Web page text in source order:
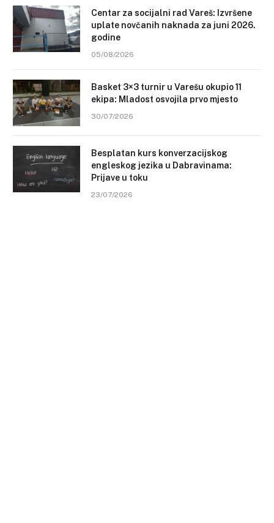
Centar za socijalni rad Vareš: Izvršene
uplate novčanih naknada za juni 2026.
godine
05/08/2026
Basket 3×3 turnir u Varešu okupio 11
ekipa: Mladost osvojila prvo mjesto
30/07/2026
Besplatan kurs konverzacijskog
engleskog jezika u Dabravinama:
Prijave u toku
23/07/2026